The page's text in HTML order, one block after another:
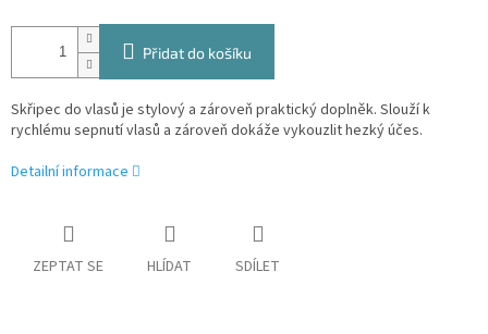
Přidat do košíku
Skřipec do vlasů je stylový a zároveň praktický doplněk. Slouží k
rychlému sepnutí vlasů a zároveň dokáže vykouzlit hezký účes.
Detailní informace
ZEPTAT SE HLÍDAT SDÍLET